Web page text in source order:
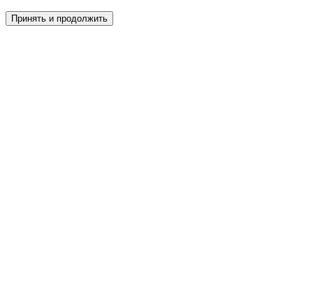
Принять и продолжить